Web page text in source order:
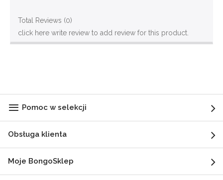
Total Reviews (0)
click here write review to add review for this product.
Pomoc w selekcji
Obsługa klienta
Moje BongoSklep